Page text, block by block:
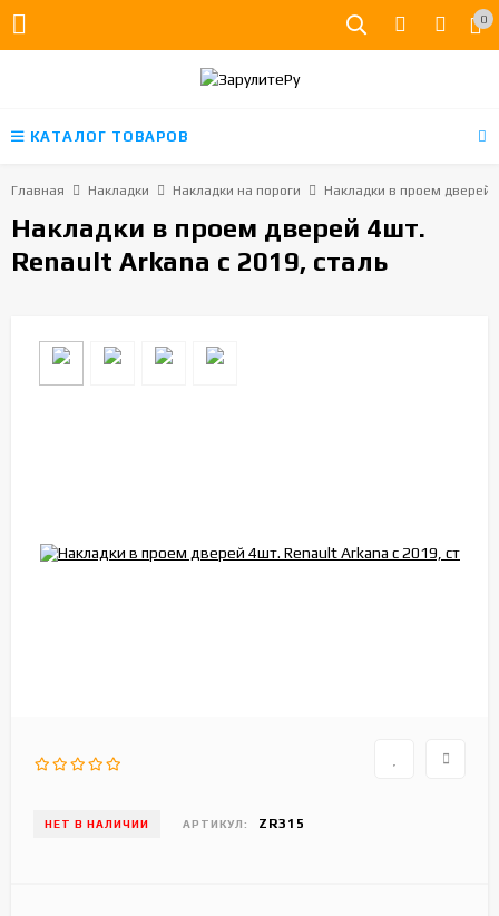
0
КАТАЛОГ ТОВАРОВ
Главная Накладки Накладки на пороги Накладки в проем дверей
Накладки в проем дверей 4шт.
Renault Arkana с 2019, сталь
НЕТ В НАЛИЧИИ АРТИКУЛ: ZR315